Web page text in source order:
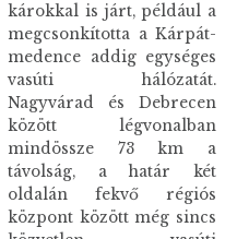
károkkal is járt, például a
megcsonkította a Kárpát-
medence addig egységes
vasúti hálózatát.
Nagyvárad és Debrecen
között légvonalban
mindössze 73 km a
távolság, a határ két
oldalán fekvő régiós
központ között még sincs